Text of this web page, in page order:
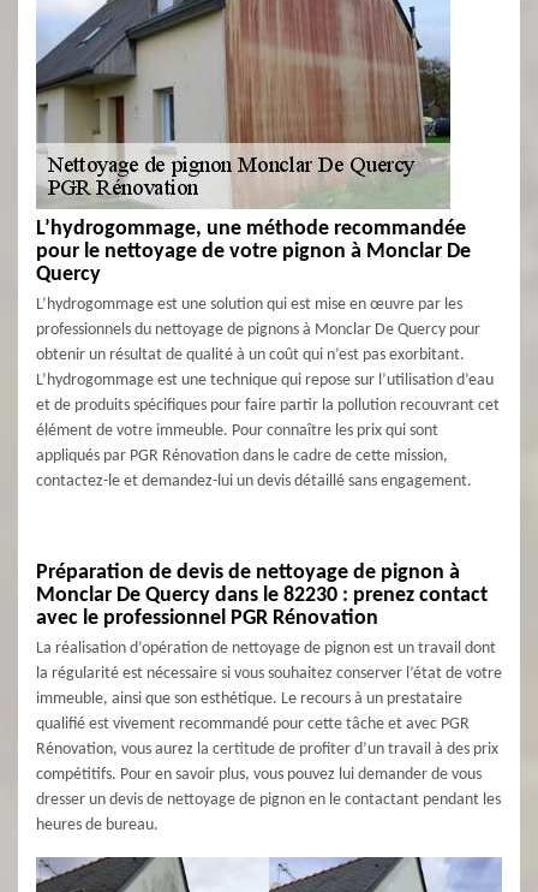
L’hydrogommage, une méthode recommandée
pour le nettoyage de votre pignon à Monclar De
Quercy
L’hydrogommage est une solution qui est mise en œuvre par les
professionnels du nettoyage de pignons à Monclar De Quercy pour
obtenir un résultat de qualité à un coût qui n’est pas exorbitant.
L’hydrogommage est une technique qui repose sur l’utilisation d’eau
et de produits spécifiques pour faire partir la pollution recouvrant cet
élément de votre immeuble. Pour connaître les prix qui sont
appliqués par PGR Rénovation dans le cadre de cette mission,
contactez-le et demandez-lui un devis détaillé sans engagement.
Préparation de devis de nettoyage de pignon à
Monclar De Quercy dans le 82230 : prenez contact
avec le professionnel PGR Rénovation
La réalisation d’opération de nettoyage de pignon est un travail dont
la régularité est nécessaire si vous souhaitez conserver l’état de votre
immeuble, ainsi que son esthétique. Le recours à un prestataire
qualifié est vivement recommandé pour cette tâche et avec PGR
Rénovation, vous aurez la certitude de profiter d’un travail à des prix
compétitifs. Pour en savoir plus, vous pouvez lui demander de vous
dresser un devis de nettoyage de pignon en le contactant pendant les
heures de bureau.